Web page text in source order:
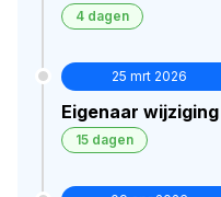
4 dagen
25 mrt 2026
Eigenaar wijziging
15 dagen